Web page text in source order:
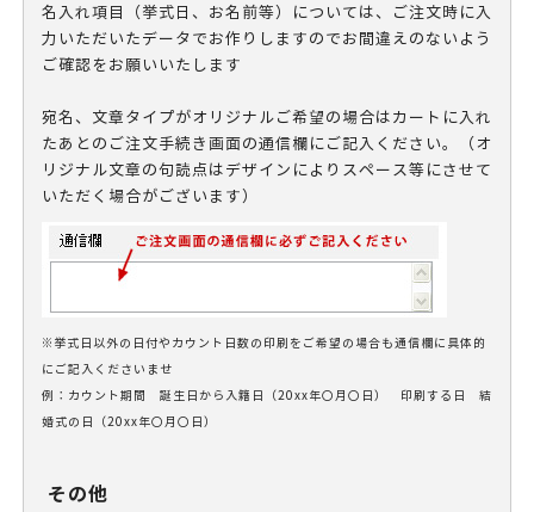
名入れ項目（挙式日、お名前等）については、ご注文時に入
力いただいたデータでお作りしますのでお間違えのないよう
ご確認をお願いいたします
宛名、文章タイプがオリジナルご希望の場合はカートに入れ
たあとのご注文手続き画面の通信欄にご記入ください。（オ
リジナル文章の句読点はデザインによりスペース等にさせて
いただく場合がございます）
※挙式日以外の日付やカウント日数の印刷をご希望の場合も通信欄に具体的
にご記入くださいませ
例：カウント期間 誕生日から入籍日（20xx年〇月〇日） 印刷する日 結
婚式の日（20xx年〇月〇日）
その他